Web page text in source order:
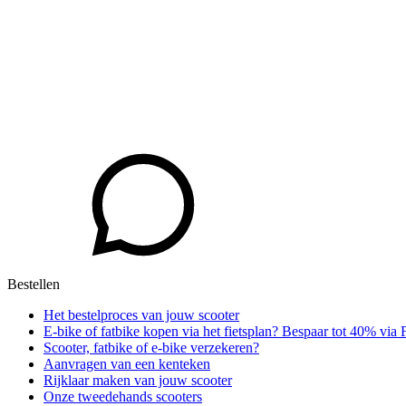
Bestellen
Het bestelproces van jouw scooter
E-bike of fatbike kopen via het fietsplan? Bespaar tot 40% via
Scooter, fatbike of e-bike verzekeren?
Aanvragen van een kenteken
Rijklaar maken van jouw scooter
Onze tweedehands scooters